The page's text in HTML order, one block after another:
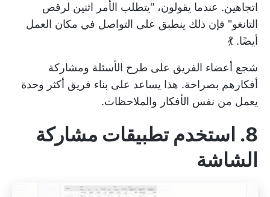
اتجاهين. عندما يقولون، "يتطلب الأمر اثنين لرقص
التانغو" فإن ذلك ينطبق على التواصل في مكان العمل
أيضًا. 💃
شجع أعضاء الفريق على طرح الأسئلة ومشاركة
أفكارهم بصراحة. هذا يساعد على بناء فريق أكثر وحدة
يعمل من نفس الأفكار والملاحظات.
8. استخدم تطبيقات مشاركة
الشاشة